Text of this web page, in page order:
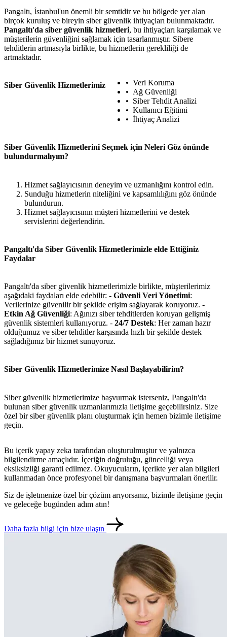
İletişim English
Pangaltı, İstanbul'un önemli bir semtidir ve bu bölgede yer alan
birçok kuruluş ve bireyin siber güvenlik ihtiyaçları bulunmaktadır.
Pangaltı'da siber güvenlik hizmetleri, bu ihtiyaçları karşılamak ve
müşterilerin güvenliğini sağlamak için tasarlanmıştır. Sibere
tehditlerin artmasıyla birlikte, bu hizmetlerin gerekliliği de
artmaktadır.
Siber Güvenlik Hizmetlerimiz
Veri Koruma
Ağ Güvenliği
Siber Tehdit Analizi
Kullanıcı Eğitimi
İhtiyaç Analizi
Siber Güvenlik Hizmetlerini Seçmek için Neleri Göz önünde
bulundurmalıyım?
Hizmet sağlayıcısının deneyim ve uzmanlığını kontrol edin.
Sunduğu hizmetlerin niteliğini ve kapsamlılığını göz önünde
bulundurun.
Hizmet sağlayıcısının müşteri hizmetlerini ve destek
servislerini değerlendirin.
Pangaltı'da Siber Güvenlik Hizmetlerimizle elde Ettiğiniz
Faydalar
Pangaltı'da siber güvenlik hizmetlerimizle birlikte, müşterilerimiz
aşağıdaki faydaları elde edebilir: - Güvenli Veri Yönetimi:
Verilerinize güvenilir bir şekilde erişim sağlayarak koruyoruz. -
Etkin Ağ Güvenliği: Ağınızı siber tehditlerden koruyan gelişmiş
güvenlik sistemleri kullanıyoruz. - 24/7 Destek: Her zaman hazır
olduğumuz ve siber tehditler karşısında hızlı bir şekilde destek
sağladığımız bir hizmet sunuyoruz.
Siber Güvenlik Hizmetlerimize Nasıl Başlayabilirim?
Siber güvenlik hizmetlerimize başvurmak isterseniz, Pangaltı'da
bulunan siber güvenlik uzmanlarımızla iletişime geçebilirsiniz. Size
özel bir siber güvenlik planı oluşturmak için hemen bizimle iletişime
geçin.
Bu içerik yapay zeka tarafından oluşturulmuştur ve yalnızca
bilgilendirme amaçlıdır. İçeriğin doğruluğu, güncelliği veya
eksiksizliği garanti edilmez. Okuyucuların, içerikte yer alan bilgileri
kullanmadan önce profesyonel bir danışmana başvurmaları önerilir.
Siz de işletmenize özel bir çözüm arıyorsanız, bizimle iletişime geçin
ve geleceğe bugünden adım atın!
Daha fazla bilgi için bize ulaşın